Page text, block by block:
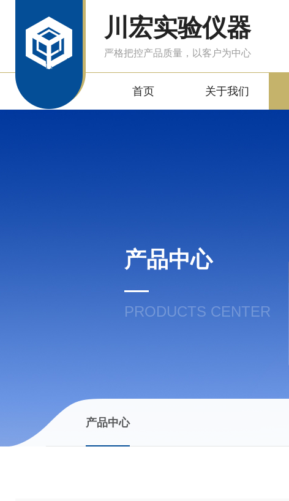
川宏实验仪器
严格把控产品质量，以客户为中心
首页 关于我们
产品中心
PRODUCTS CENTER
产品中心